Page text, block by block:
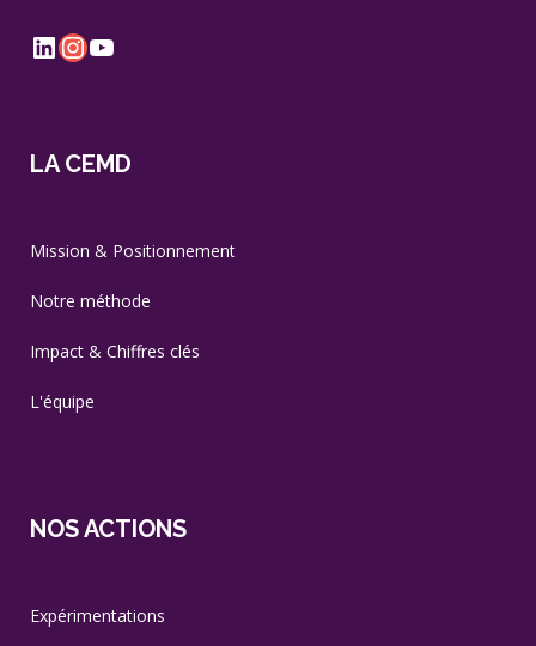
LinkedIn
Instagram
YouTube
LA CEMD
Mission & Positionnement
Notre méthode
Impact & Chiffres clés
L'équipe
NOS ACTIONS
Expérimentations